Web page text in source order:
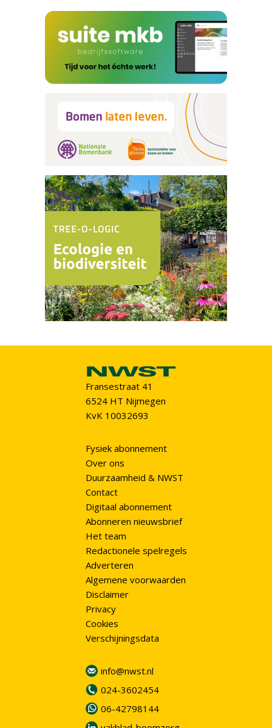
Fransestraat 41
6524 HT Nijmegen
KvK 10032693
Fysiek abonnement
Over ons
Duurzaamheid & NWST
Contact
Digitaal abonnement
Abonneren nieuwsbrief
Het team
Redactionele spelregels
Adverteren
Algemene voorwaarden
Disclaimer
Privacy
Cookies
Verschijningsdata
info@nwst.nl
024-3602454
06-42798144